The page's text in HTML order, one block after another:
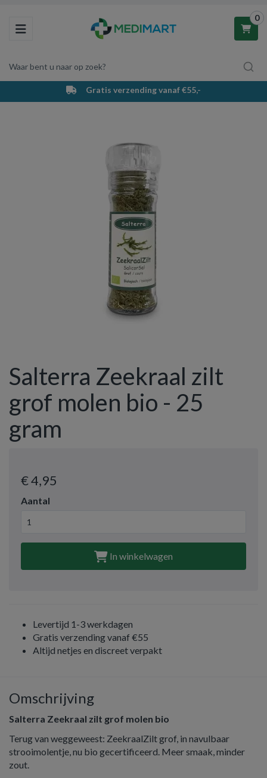
Toggle navigation
Waar bent u naar op zoek?
0
Winkelwagen
Uw winkelwagen is leeg.
Vul hem met producten.
Gratis verzending vanaf €55,-
Salterra Zeekraal zilt
grof molen bio - 25
gram
€ 4,95
Aantal
In winkelwagen
Levertijd 1-3 werkdagen
Gratis verzending vanaf €55
Altijd netjes en discreet verpakt
Omschrijving
Salterra Zeekraal zilt grof molen bio
Terug van weggeweest: ZeekraalZilt grof, in navulbaar
strooimolentje, nu bio gecertificeerd. Meer smaak, minder
zout.